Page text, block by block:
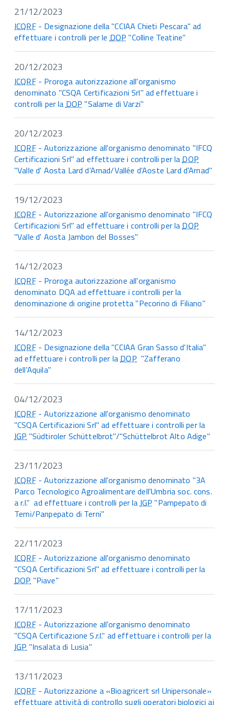
21/12/2023
ICQRF- Designazione della "CCIAA Chieti Pescara" ad
effettuare i controlli per leDOP "Colline Teatine"
20/12/2023
ICQRF- Proroga autorizzazione all'organismo
denominato "CSQA Certificazioni Srl" ad effettuare i
controlli per laDOP "Salame di Varzi"
20/12/2023
ICQRF- Autorizzazione all'organismo denominato "IFCQ
Certificazioni Srl" ad effettuare i controlli per laDOP
"Valle d' Aosta Lard d'Arnad/Vallée d'Aoste Lard d'Arnad"
19/12/2023
ICQRF- Autorizzazione all'organismo denominato "IFCQ
Certificazioni Srl" ad effettuare i controlli per laDOP
"Valle d' Aosta Jambon del Bosses"
14/12/2023
ICQRF- Proroga autorizzazione all'organismo
denominato DQA ad effettuare i controlli per la
denominazione di origine protetta "Pecorino di Filiano"
14/12/2023
ICQRF- Designazione della "CCIAA Gran Sasso d'Italia"
ad effettuare i controlli per laDOP "Zafferano
dell'Aquila"
04/12/2023
ICQRF- Autorizzazione all'organismo denominato
"CSQA Certificazioni Srl" ad effettuare i controlli per la
IGP "Südtiroler Schüttelbrot"/"Schüttelbrot Alto Adige"
23/11/2023
ICQRF- Autorizzazione all'organismo denominato "3A
Parco Tecnologico Agroalimentare dell'Umbria soc. cons.
a r.l." ad effettuare i controlli per laIGP "Pampepato di
Terni/Panpepato di Terni"
22/11/2023
ICQRF- Autorizzazione all'organismo denominato
"CSQA Certificazioni Srl" ad effettuare i controlli per la
DOP "Piave"
17/11/2023
ICQRF- Autorizzazione all'organismo denominato
"CSQA Certificazione S.r.l." ad effettuare i controlli per la
IGP "Insalata di Lusia"
13/11/2023
ICQRF- Autorizzazione a «Bioagricert srl Unipersonale»
effettuare attività di controllo sugli operatori biologici ai